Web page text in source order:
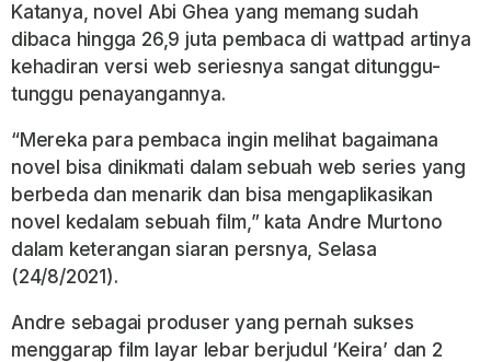
Katanya, novel Abi Ghea yang memang sudah
dibaca hingga 26,9 juta pembaca di wattpad artinya
kehadiran versi web seriesnya sangat ditunggu-
tunggu penayangannya.
“Mereka para pembaca ingin melihat bagaimana
novel bisa dinikmati dalam sebuah web series yang
berbeda dan menarik dan bisa mengaplikasikan
novel kedalam sebuah film,” kata Andre Murtono
dalam keterangan siaran persnya, Selasa
(24/8/2021).
Andre sebagai produser yang pernah sukses
menggarap film layar lebar berjudul ‘Keira’ dan 2